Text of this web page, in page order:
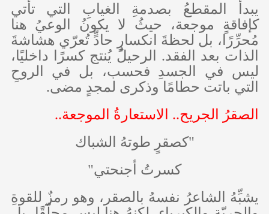
يبدأُ المقطعُ بصدمةِ الغيابِ التي تأتي
كإفاقةٍ موجعة، حيثُ لا يكونُ الوعيُ هنا
مُحرِّرًا، بل لحظةَ انكسارٍ حادٍّ تُعرّي هشاشةَ
الذات بعد الفقد. الرحيلُ يُنتج كسرًا داخليًا،
ليس في الجسدِ فحسب، بل في الروحِ
التي باتت حطامًا وذكرى لمجدٍ مضى.
الصقرُ الجريح.. الاستعارةُ الموجعة..
"كصقرٍ طوتهُ الشباك
كسرتُ أجنحتي"
يشبِّهُ الشاعرُ نفسهُ بالصقر، وهو رمزٌ للقوةِ